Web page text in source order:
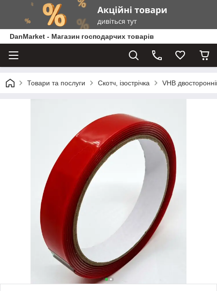
DanMarket - Магазин господарчих товарів
Товари та послуги Скотч, ізострічка VHB